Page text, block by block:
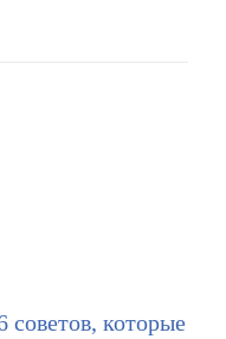
которые